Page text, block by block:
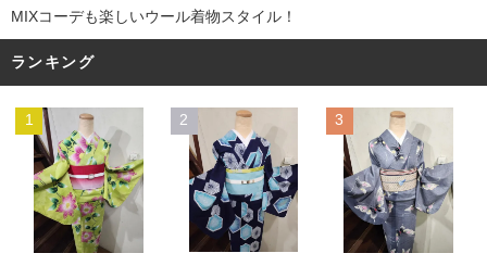
MIXコーデも楽しいウール着物スタイル！
ランキング
1 2 3